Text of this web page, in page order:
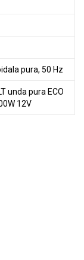
pura, 50 Hz
unda pura ECO
12V